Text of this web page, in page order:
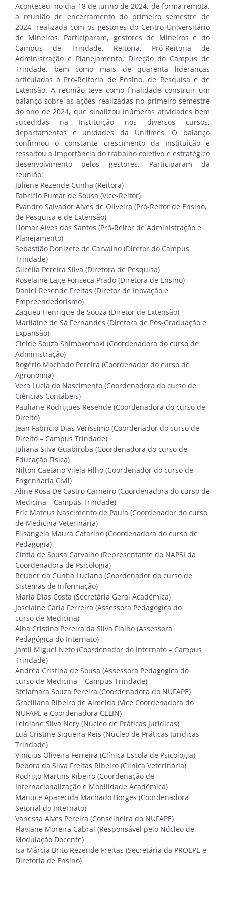
Aconteceu, no dia 18 de junho de 2024, de forma remota,
a reunião de encerramento do primeiro semestre de
2024, realizada com os gestores do Centro Universitário
de Mineiros. Participaram, gestores de Mineiros e do
Campus de Trindade, Reitoria, Pró-Reitoria de
Administração e Planejamento, Direção do Campus de
Trindade, bem como mais de quarenta lideranças
articuladas à Pró-Reitoria de Ensino, de Pesquisa e de
Extensão. A reunião teve como finalidade construir um
balanço sobre as ações realizadas no primeiro semestre
do ano de 2024, que sinalizou inúmeras atividades bem
sucedidas na Instituição nos diversos cursos,
departamentos e unidades da Unifimes. O balanço
confirmou o constante crescimento da Instituição e
ressaltou a importância do trabalho coletivo e estratégico
desenvolvimento pelos gestores. Participaram da
reunião:
Juliene Rezende Cunha (Reitora)
Fabrício Eumar de Sousa (Vice-Reitor)
Evandro Salvador Alves de Oliveira (Pró-Reitor de Ensino,
de Pesquisa e de Extensão)
Liomar Alves dos Santos (Pró-Reitor de Administração e
Planejamento)
Sebastião Donizete de Carvalho (Diretor do Campus
Trindade)
Glicélia Pereira Silva (Diretora de Pesquisa)
Roselaine Lage Fonseca Prado (Diretora de Ensino)
Daniel Resende Freitas (Diretor de Inovação e
Empreendedorismo)
Zaqueu Henrique de Souza (Diretor de Extensão)
Marilaine de Sá Fernandes (Diretora de Pós-Graduação e
Expansão)
Cleide Souza Shimokomaki (Coordenadora do curso de
Administração)
Rogério Machado Pereira (Coordenador do curso de
Agronomia)
Vera Lúcia do Nascimento (Coordenadora do curso de
Ciências Contábeis)
Pauliane Rodrigues Resende (Coordenadora do curso de
Direito)
Jean Fabrício Dias Veríssimo (Coordenador do curso de
Direito – Campus Trindade)
Juliana Silva Guabiroba (Coordenadora do curso de
Educação Física)
Nilton Caetano Vilela Filho (Coordenador do curso de
Engenharia Civil)
Aline Rosa De Castro Carneiro (Coordenadora do curso de
Medicina – Campus Trindade)
Eric Mateus Nascimento de Paula (Coordenador do curso
de Medicina Veterinária)
Elisangela Maura Catarino (Coordenadora do curso de
Pedagogia)
Cíntia de Sousa Carvalho (Representante do NAPSI da
Coordenadora de Psicologia)
Reuber da Cunha Luciano (Coordenador do curso de
Sistemas de Informação)
Maria Dias Costa (Secretária Geral Acadêmica)
Joselaine Carla Ferreira (Assessora Pedagógica do
curso de Medicina)
Alba Cristina Pereira da Silva Fialho (Assessora
Pedagógica do Internato)
Jamil Miguel Neto (Coordenador do Internato – Campus
Trindade)
Andréa Cristina de Sousa (Assessora Pedagógica do
curso de Medicina – Campus Trindade)
Stelamara Souza Pereira (Coordenadora do NUFAPE)
Graciliana Ribeiro de Almeida (Vice Coordenadora do
NUFAPE e Coordenadora CELIN)
Leidiane Silva Nery (Núcleo de Práticas Jurídicas)
Luá Cristine Siqueira Reis (Núcleo de Práticas Jurídicas –
Trindade)
Vinícius Oliveira Ferreira (Clínica Escola de Psicologia)
Debora da Silva Freitas Ribeiro (Clínica Veterinária)
Rodrigo Martins Ribeiro (Coordenação de
Internacionalização e Mobilidade Acadêmica)
Manuce Aparecida Machado Borges (Coordenadora
Setorial do Internato)
Vanessa Alves Pereira (Conselheira do NUFAPE)
Flaviane Moreira Cabral (Responsável pelo Núcleo de
Modulação Docente)
Isa Márcia Brito Rezende Freitas (Secretária da PROEPE e
Diretoria de Ensino)